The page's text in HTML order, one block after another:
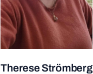
Therese Strömberg